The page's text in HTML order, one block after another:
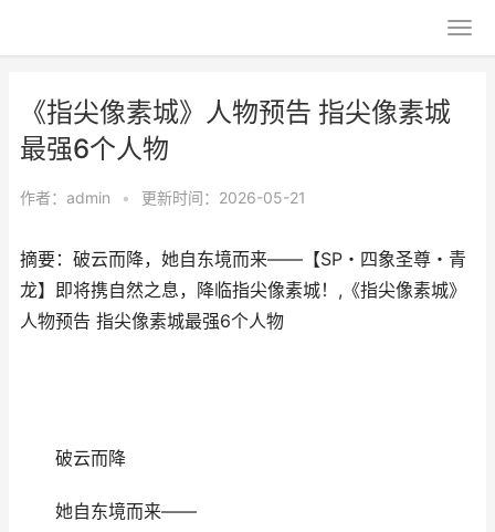
《指尖像素城》人物预告 指尖像素城
最强6个人物
作者： admin • 更新时间：2026-05-21
摘要：破云而降，她自东境而来——【SP・四象圣尊・青
龙】即将携自然之息，降临指尖像素城！,《指尖像素城》
人物预告 指尖像素城最强6个人物
破云而降
她自东境而来——